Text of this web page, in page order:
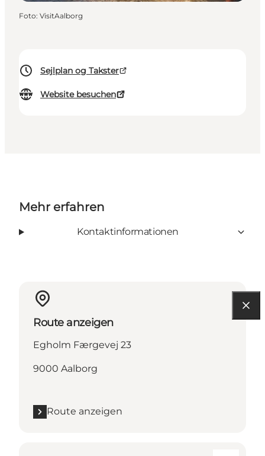
Sejlplan og Takster
Website besuchen
Foto: VisitAalborg
Mehr erfahren
Kontaktinformationen
Route anzeigen
Egholm Færgevej 23
9000 Aalborg
Route anzeigen